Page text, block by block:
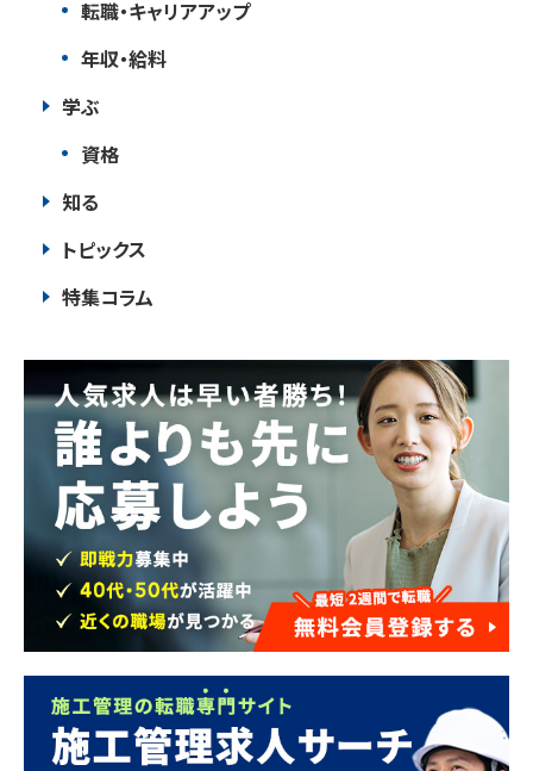
転職・キャリアアップ
年収・給料
学ぶ
資格
知る
トピックス
特集コラム